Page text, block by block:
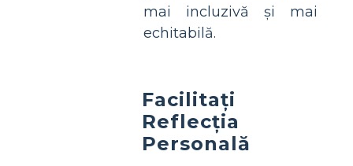
mai incluzivă și mai
echitabilă.
Facilitați
Reflecția
Personală